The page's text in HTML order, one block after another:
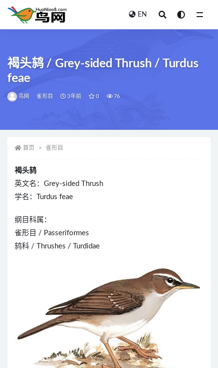
EN
褐头鸫 / Grey-sided Thrush / Turdus
feae
鸟网 雀形目 3年前 0 76
首页 雀形目
褐头鸫
英文名：Grey-sided Thrush
学名：Turdus feae
纲目科属：
雀形目 / Passeriformes
鸫科 / Thrushes / Turdidae